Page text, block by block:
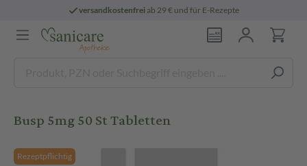
versandkostenfreiab 29 € und für E-Rezepte
Busp 5mg 50 St Tabletten
Rezeptpflichtig